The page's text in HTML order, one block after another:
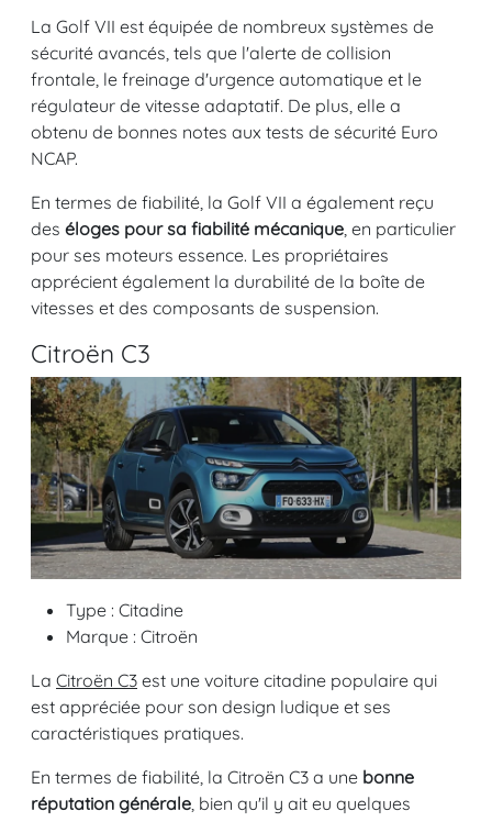
La Golf VII est équipée de nombreux systèmes de
sécurité avancés, tels que l'alerte de collision
frontale, le freinage d'urgence automatique et le
régulateur de vitesse adaptatif. De plus, elle a
obtenu de bonnes notes aux tests de sécurité Euro
NCAP.
En termes de fiabilité, la Golf VII a également reçu
des éloges pour sa fiabilité mécanique , en particulier
pour ses moteurs essence. Les propriétaires
apprécient également la durabilité de la boîte de
vitesses et des composants de suspension.
Citroën C3
Type : Citadine
Marque : Citroën
La Citroën C3 est une voiture citadine populaire qui
est appréciée pour son design ludique et ses
caractéristiques pratiques.
En termes de fiabilité, la Citroën C3 a une bonne
réputation générale, bien qu'il y ait eu quelques